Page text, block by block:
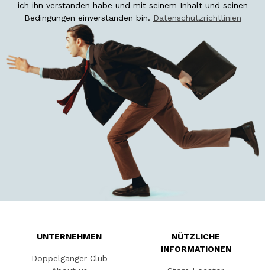
ich ihn verstanden habe und mit seinem Inhalt und seinen
Bedingungen einverstanden bin. Datenschutzrichtlinien
UNTERNEHMEN
Doppelgänger Club
NÜTZLICHE
INFORMATIONEN